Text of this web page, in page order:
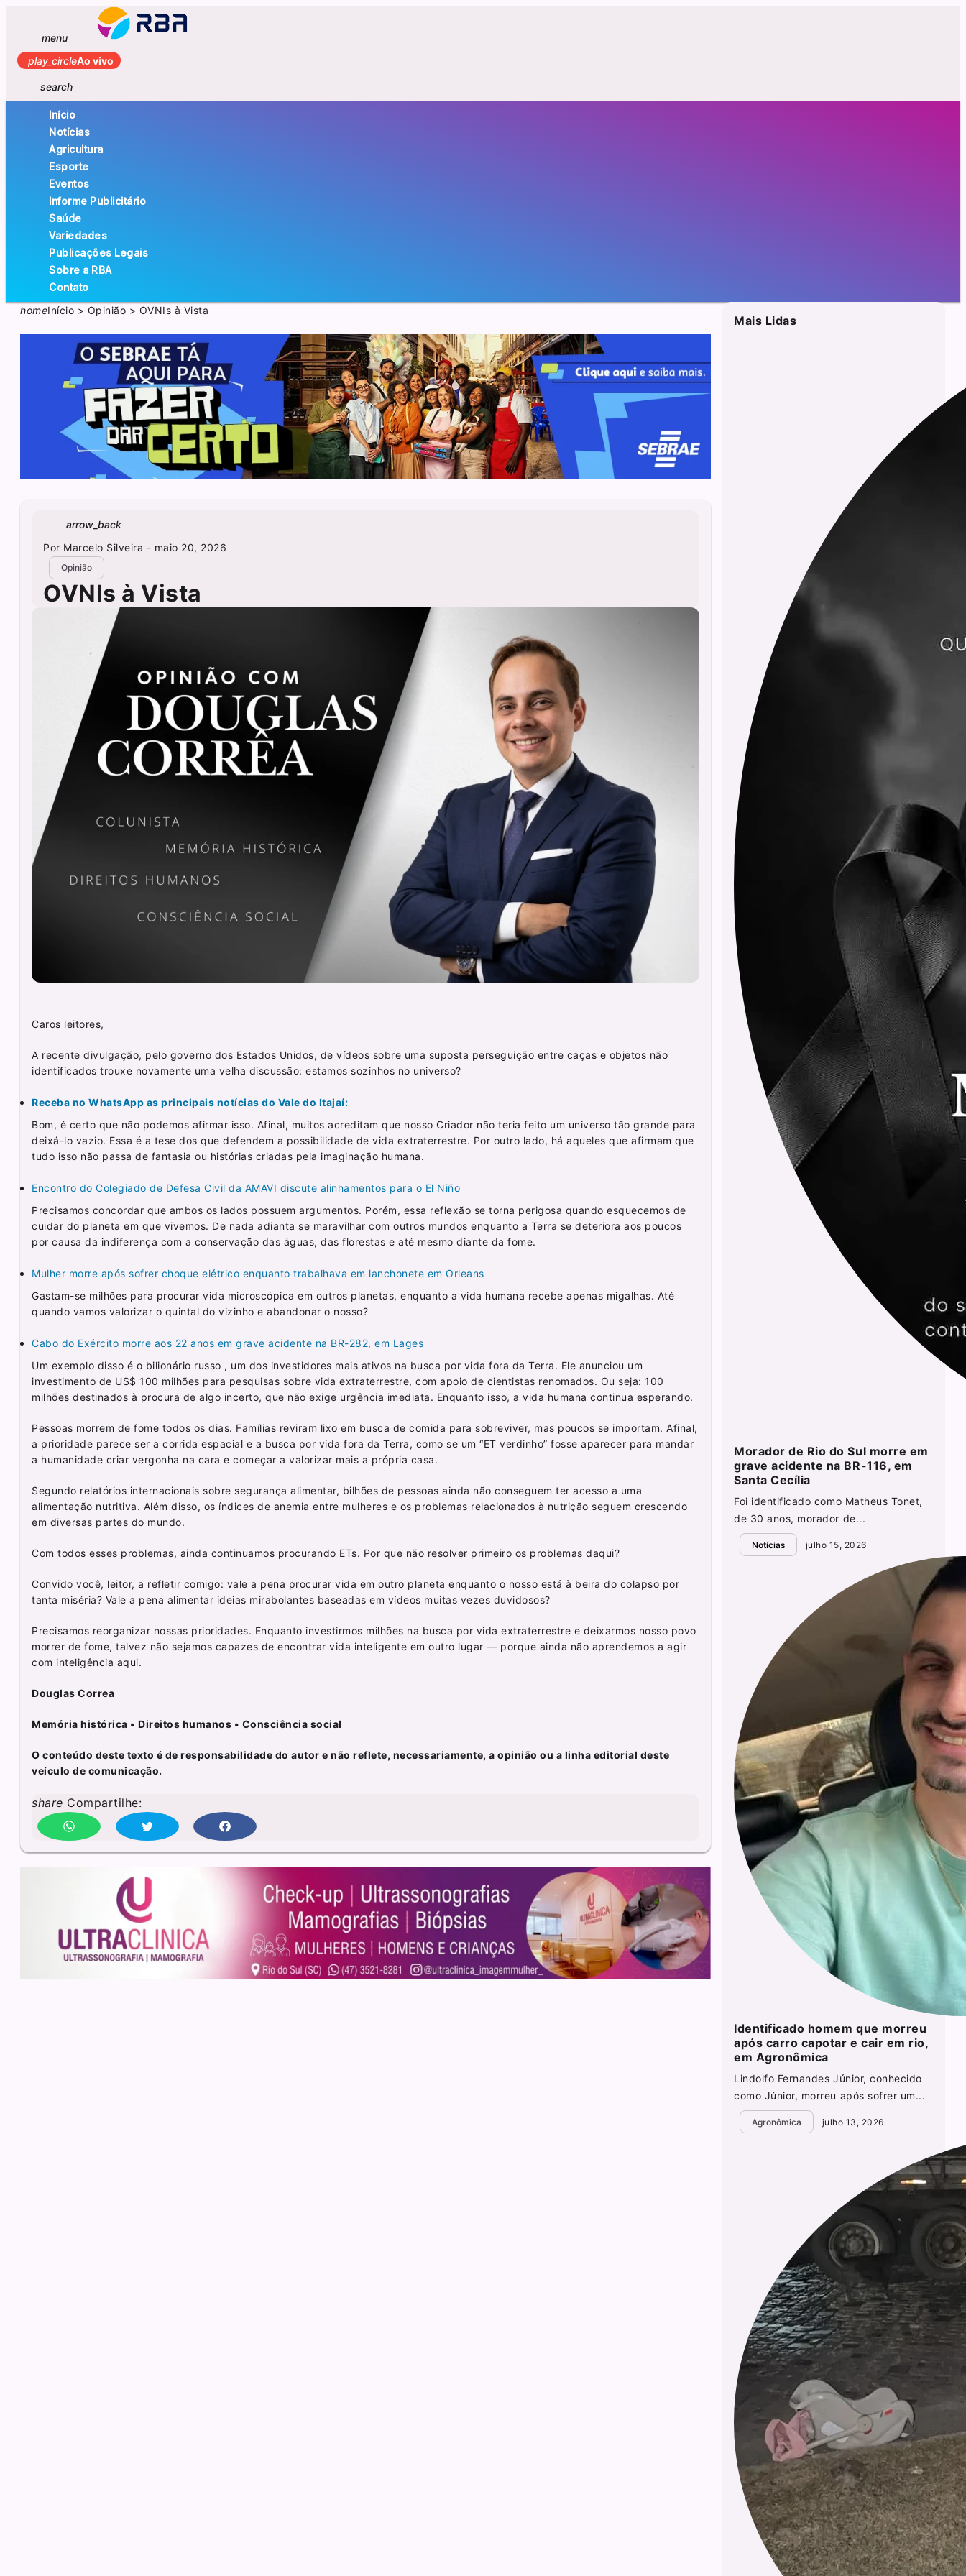
menu
play_circleAo vivo
search
Início
Notícias
Agricultura
Esporte
Eventos
Informe Publicitário
Saúde
Variedades
Publicações Legais
Sobre a RBA
Contato
homeInício > Opinião > OVNIs à Vista
arrow_back
Por Marcelo Silveira - maio 20, 2026
Opinião
OVNIs à Vista
Caros leitores,
A recente divulgação, pelo governo dos Estados Unidos, de vídeos sobre uma suposta perseguição entre caças e objetos não
identificados trouxe novamente uma velha discussão: estamos sozinhos no universo?
Receba no WhatsApp as principais notícias do Vale do Itajaí:
Bom, é certo que não podemos afirmar isso. Afinal, muitos acreditam que nosso Criador não teria feito um universo tão grande para
deixá-lo vazio. Essa é a tese dos que defendem a possibilidade de vida extraterrestre. Por outro lado, há aqueles que afirmam que
tudo isso não passa de fantasia ou histórias criadas pela imaginação humana.
Encontro do Colegiado de Defesa Civil da AMAVI discute alinhamentos para o El Niño
Precisamos concordar que ambos os lados possuem argumentos. Porém, essa reflexão se torna perigosa quando esquecemos de
cuidar do planeta em que vivemos. De nada adianta se maravilhar com outros mundos enquanto a Terra se deteriora aos poucos
por causa da indiferença com a conservação das águas, das florestas e até mesmo diante da fome.
Mulher morre após sofrer choque elétrico enquanto trabalhava em lanchonete em Orleans
Gastam-se milhões para procurar vida microscópica em outros planetas, enquanto a vida humana recebe apenas migalhas. Até
quando vamos valorizar o quintal do vizinho e abandonar o nosso?
Cabo do Exército morre aos 22 anos em grave acidente na BR-282, em Lages
Um exemplo disso é o bilionário russo , um dos investidores mais ativos na busca por vida fora da Terra. Ele anunciou um
investimento de US$ 100 milhões para pesquisas sobre vida extraterrestre, com apoio de cientistas renomados. Ou seja: 100
milhões destinados à procura de algo incerto, que não exige urgência imediata. Enquanto isso, a vida humana continua esperando.
Pessoas morrem de fome todos os dias. Famílias reviram lixo em busca de comida para sobreviver, mas poucos se importam. Afinal,
a prioridade parece ser a corrida espacial e a busca por vida fora da Terra, como se um “ET verdinho” fosse aparecer para mandar
a humanidade criar vergonha na cara e começar a valorizar mais a própria casa.
Segundo relatórios internacionais sobre segurança alimentar, bilhões de pessoas ainda não conseguem ter acesso a uma
alimentação nutritiva. Além disso, os índices de anemia entre mulheres e os problemas relacionados à nutrição seguem crescendo
em diversas partes do mundo.
Com todos esses problemas, ainda continuamos procurando ETs. Por que não resolver primeiro os problemas daqui?
Convido você, leitor, a refletir comigo: vale a pena procurar vida em outro planeta enquanto o nosso está à beira do colapso por
tanta miséria? Vale a pena alimentar ideias mirabolantes baseadas em vídeos muitas vezes duvidosos?
Precisamos reorganizar nossas prioridades. Enquanto investirmos milhões na busca por vida extraterrestre e deixarmos nosso povo
morrer de fome, talvez não sejamos capazes de encontrar vida inteligente em outro lugar — porque ainda não aprendemos a agir
com inteligência aqui.
Douglas Correa
Memória histórica • Direitos humanos • Consciência social
O conteúdo deste texto é de responsabilidade do autor e não reflete, necessariamente, a opinião ou a linha editorial deste
veículo de comunicação.
share Compartilhe:
Mais Lidas
Morador de Rio do Sul morre em
grave acidente na BR-116, em
Santa Cecília
Foi identificado como Matheus Tonet,
de 30 anos, morador de...
Notícias julho 15, 2026
Identificado homem que morreu
após carro capotar e cair em rio,
em Agronômica
Lindolfo Fernandes Júnior, conhecido
como Júnior, morreu após sofrer um...
Agronômica julho 13, 2026